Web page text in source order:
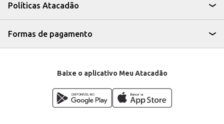
economia na compra de ingredientes para o preparo de diversas receitas.
Políticas Atacadão
Formas de pagamento
Baixe o aplicativo Meu Atacadão